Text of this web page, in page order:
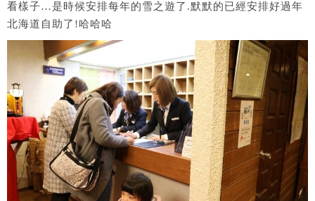
看樣子…是時候安排每年的雪之遊了.默默的已經安排好過年
北海道自助了!哈哈哈